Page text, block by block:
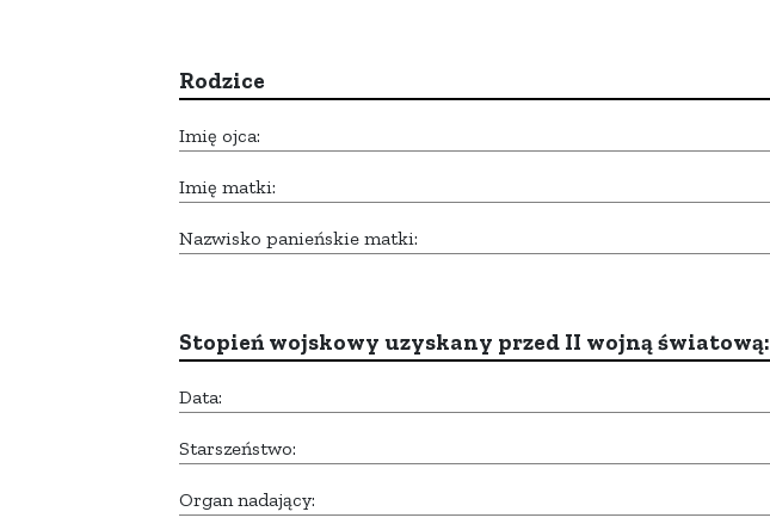
Rodzice
Imię ojca:
Imię matki:
Nazwisko panieńskie matki:
Stopień wojskowy uzyskany przed II wojną światową:
Data:
Starszeństwo:
Organ nadający: